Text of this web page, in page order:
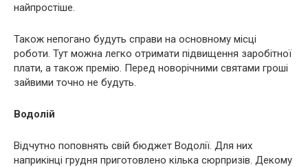
найпростіше.
Також непогано будуть справи на основному місці
роботи. Тут можна легко отримати підвищення заробітної
плати, а також премію. Перед новорічними святами гроші
зайвими точно не будуть.
Водолій
Відчутно поповнять свій бюджет Водолії. Для них
наприкінці грудня приготовлено кілька сюрпризів. Декому